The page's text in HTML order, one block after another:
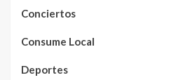
Conciertos
Consume Local
Deportes